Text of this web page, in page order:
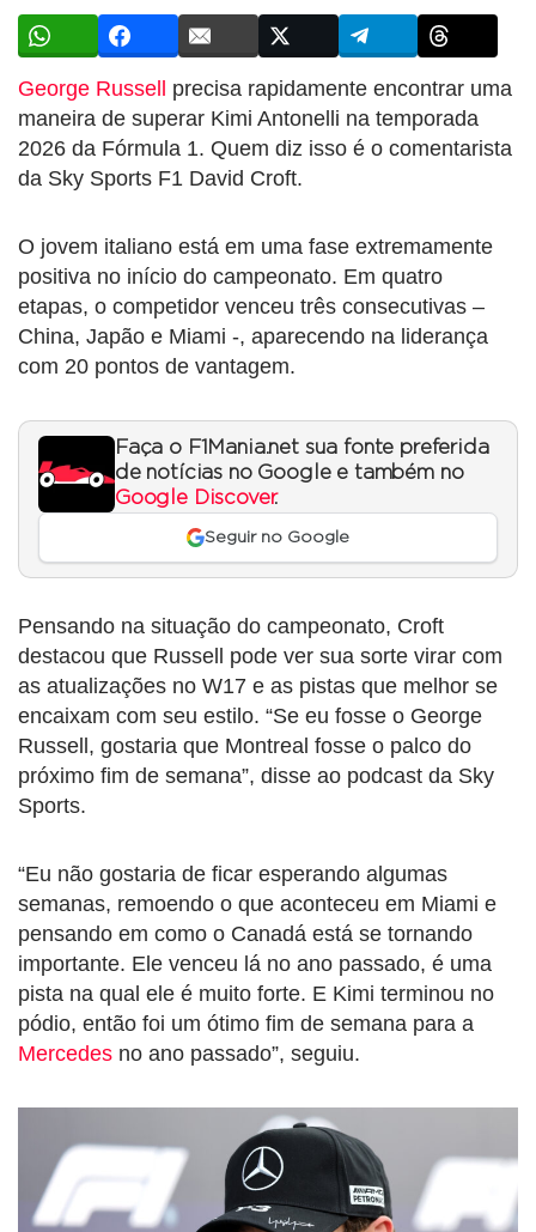
George Russell precisa rapidamente encontrar uma
maneira de superar Kimi Antonelli na temporada
2026 da Fórmula 1. Quem diz isso é o comentarista
da Sky Sports F1 David Croft.
O jovem italiano está em uma fase extremamente
positiva no início do campeonato. Em quatro
etapas, o competidor venceu três consecutivas –
China, Japão e Miami -, aparecendo na liderança
com 20 pontos de vantagem.
Faça o F1Mania.net sua fonte preferida
de notícias no Google e também no
Google Discover.
Seguir no Google
Pensando na situação do campeonato, Croft
destacou que Russell pode ver sua sorte virar com
as atualizações no W17 e as pistas que melhor se
encaixam com seu estilo. “Se eu fosse o George
Russell, gostaria que Montreal fosse o palco do
próximo fim de semana”, disse ao podcast da Sky
Sports.
“Eu não gostaria de ficar esperando algumas
semanas, remoendo o que aconteceu em Miami e
pensando em como o Canadá está se tornando
importante. Ele venceu lá no ano passado, é uma
pista na qual ele é muito forte. E Kimi terminou no
pódio, então foi um ótimo fim de semana para a
Mercedes no ano passado”, seguiu.